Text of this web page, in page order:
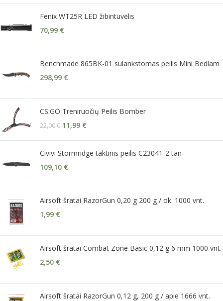
Fenix WT25R LED žibintuvėlis
70,99 €
Benchmade 865BK-01 sulankstomas peilis Mini Bedlam
298,99 €
CS:GO Treniruočių Peilis Bomber
22,00€ 11,99 €
Civivi Stormridge taktinis peilis C23041-2 tan
109,10 €
Airsoft šratai RazorGun 0,20 g 200 g / ok. 1000 vnt.
1,99 €
Airsoft šratai Combat Zone Basic 0,12 g 6 mm 1000 vnt.
2,50 €
Airsoft šratai RazorGun 0,12 g, 200 g / apie 1666 vnt.